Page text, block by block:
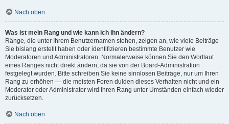
Nach oben
Was ist mein Rang und wie kann ich ihn ändern?
Ränge, die unter Ihrem Benutzernamen stehen, zeigen an, wie viele Beiträge
Sie bislang erstellt haben oder identifizieren bestimmte Benutzer wie
Moderatoren und Administratoren. Normalerweise können Sie den Wortlaut
eines Ranges nicht direkt ändern, da sie von der Board-Administration
festgelegt wurden. Bitte schreiben Sie keine sinnlosen Beiträge, nur um Ihren
Rang zu erhöhen — die meisten Foren dulden dieses Verhalten nicht und ein
Moderator oder Administrator wird Ihren Rang unter Umständen einfach wieder
zurücksetzen.
Nach oben